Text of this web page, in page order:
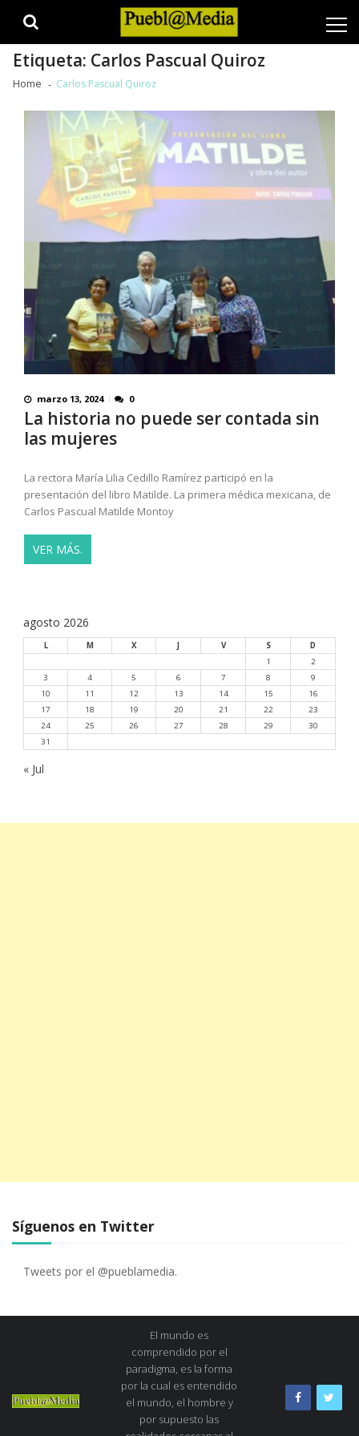
Etiqueta: Carlos Pascual Quiroz
Home Carlos Pascual Quiroz
marzo 13, 2024 0
La historia no puede ser contada sin
las mujeres
La rectora María Lilia Cedillo Ramírez participó en la
presentación del libro Matilde. La primera médica mexicana, de
Carlos Pascual Matilde Montoy
VER MÁS.
agosto 2026
L M X V S
D
1
2
3
4 5 6 7 8
9
10
11 12 13 14 15
16
17
18 19 20 21 22
23
24
25 26 27 28 29
30
31
« Jul
Síguenos en Twitter
Tweets por el @pueblamedia.
El mundo es
comprendido por el
paradigma, es la forma
por la cual es entendido
el mundo, el hombre y
por supuesto las